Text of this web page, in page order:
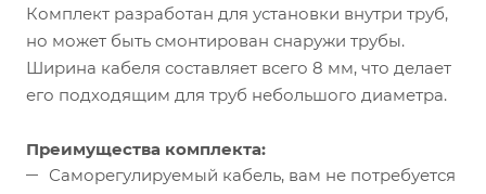
Комплект разработан для установки внутри труб,
но может быть смонтирован снаружи трубы.
Ширина кабеля составляет всего 8 мм, что делает
его подходящим для труб небольшого диаметра.
Преимущества комплекта:
Саморегулируемый кабель, вам не потребуется